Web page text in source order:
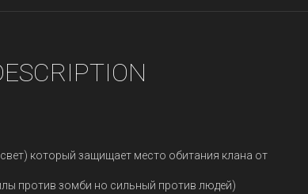
который защищает место обитания клана от
против зомби но сильный против людей)